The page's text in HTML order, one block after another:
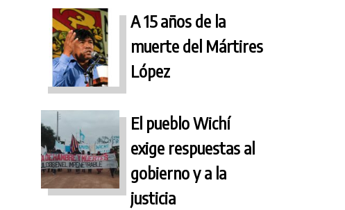
A 15 años de la
muerte del Mártires
López
El pueblo Wichí
exige respuestas al
gobierno y a la
justicia